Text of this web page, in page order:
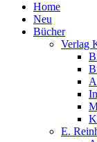
Home
Neu
Bücher
Verlag
E.